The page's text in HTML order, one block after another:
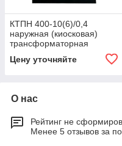
КТПН 400-10(6)/0,4
наружная (киосковая)
трансформаторная
Цену уточняйте
О нас
Рейтинг не
Менее 5 отзывов за